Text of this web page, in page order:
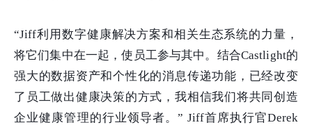
“Jiff利用数字健康解决方案和相关生态系统的力量，
将它们集中在一起，使员工参与其中。结合Castlight的
强大的数据资产和个性化的消息传递功能，已经改变
了员工做出健康决策的方式，我相信我们将共同创造
企业健康管理的行业领导者。” Jiff首席执行官Derek